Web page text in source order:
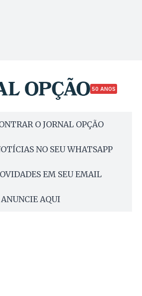
50 ANOS
O JORNAL OPÇÃO
NO SEU WHATSAPP
EM SEU EMAIL
ANUNCIE AQUI